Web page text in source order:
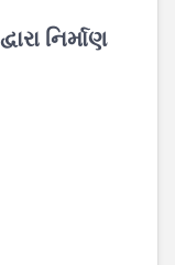
નિર્માણ